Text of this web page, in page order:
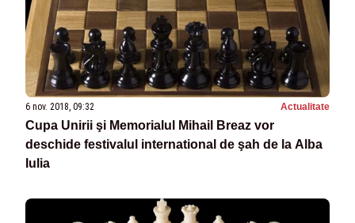
6 nov. 2018, 09:32 Actualitate
Cupa Unirii şi Memorialul Mihail Breaz vor
deschide festivalul international de şah de la Alba
Iulia